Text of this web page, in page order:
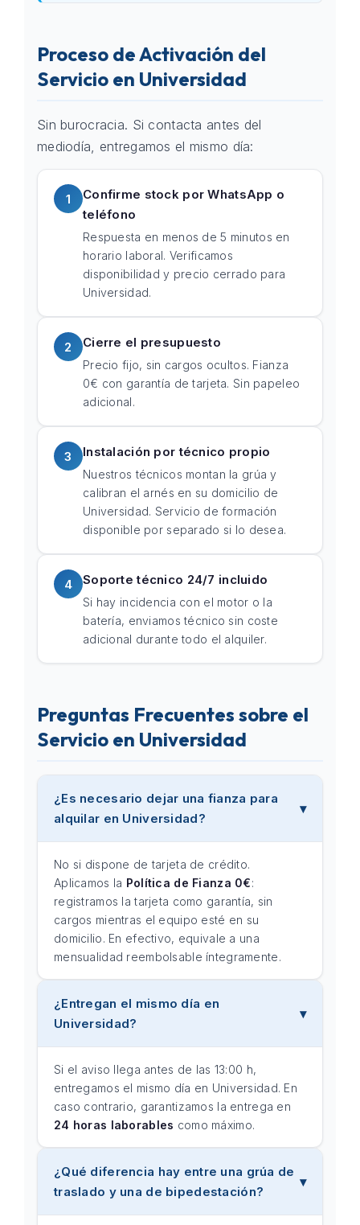
Proceso de Activación del
Servicio en Universidad
Sin burocracia. Si contacta antes del
mediodía, entregamos el mismo día:
1
Confirme stock por WhatsApp o
teléfono
Respuesta en menos de 5 minutos en
horario laboral. Verificamos
disponibilidad y precio cerrado para
Universidad.
2 Cierre el presupuesto
Precio fijo, sin cargos ocultos. Fianza
0€ con garantía de tarjeta. Sin papeleo
adicional.
3 Instalación por técnico propio
Nuestros técnicos montan la grúa y
calibran el arnés en su domicilio de
Universidad. Servicio de formación
disponible por separado si lo desea.
4 Soporte técnico 24/7 incluido
Si hay incidencia con el motor o la
batería, enviamos técnico sin coste
adicional durante todo el alquiler.
Preguntas Frecuentes sobre el
Servicio en Universidad
¿Es necesario dejar una fianza para
alquilar en Universidad?
No si dispone de tarjeta de crédito.
Aplicamos la Política de Fianza 0€:
registramos la tarjeta como garantía, sin
cargos mientras el equipo esté en su
domicilio. En efectivo, equivale a una
mensualidad reembolsable íntegramente.
¿Entregan el mismo día en
Universidad?
Si el aviso llega antes de las 13:00 h,
entregamos el mismo día en Universidad. En
caso contrario, garantizamos la entrega en
24 horas laborables como máximo.
¿Qué diferencia hay entre una grúa de
traslado y una de bipedestación?